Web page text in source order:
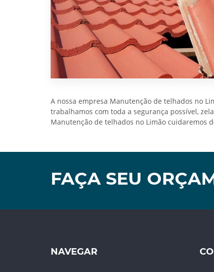
A nossa empresa Manutenção de telhados no
trabalhamos com toda a segurança possível,
Manutenção de telhados no Limão cuidaremos
FAÇA SEU
NAVEGAR